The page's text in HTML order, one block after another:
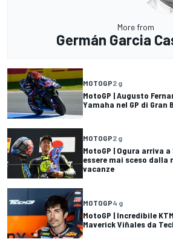
More from
Germán Garcia
MOTOGP2 g
MotoGP | Augusto
Yamaha nel GP di Gran
MOTOGP2 g
MotoGP | Ogura arriva
essere mai sceso dalla
vacanze
MOTOGP4 g
MotoGP | Incredibile
Maverick Viñales da